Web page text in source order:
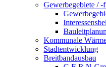
Gewerbegebiete / -
Kommunale
Stadtentwicklung
Breitbandausbau